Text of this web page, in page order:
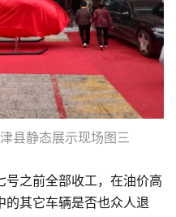
县静态展示现场图三
号之前全部收工，在油价高
的其它车辆是否也众人退